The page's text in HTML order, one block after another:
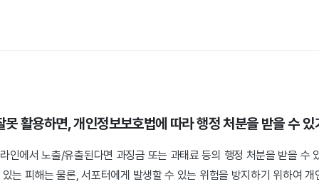
못 활용하면, 개인정보보호법에 따라 행정 처분을 받을 수 있
인에서 노출/유출된다면 과징금 또는 과태료 등의 행정 처분을 받을 수
는 피해는 물론, 서포터에게 발생할 수 있는 위험을 방지하기 위하여